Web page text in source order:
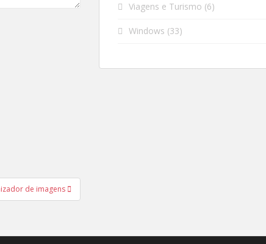
de imagens
Viagens e Turismo (6)
Windows (33)